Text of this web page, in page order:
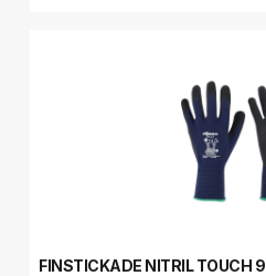
FINSTICKADE NITRIL TOUCH 9